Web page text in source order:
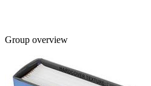
Group overview